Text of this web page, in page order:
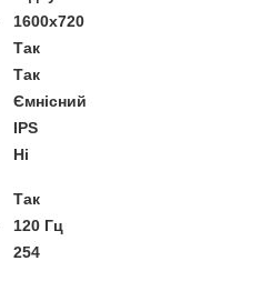
1600x720
Так
Так
Ємнісний
IPS
Ні
Так
120 Гц
254